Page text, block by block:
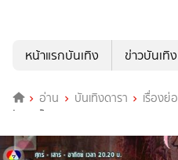
หน้าแรกบันเทิง
ข่าวบันเทิง
อ่าน บันเทิงดารา เรื่องย่อ
รักผาปืนแตก